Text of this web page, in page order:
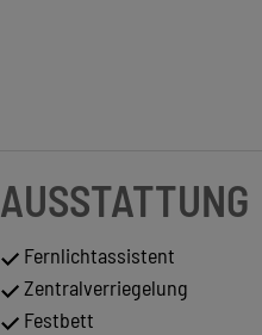
AUSSTATTUNG
Fernlichtassistent
Zentralverriegelung
Festbett